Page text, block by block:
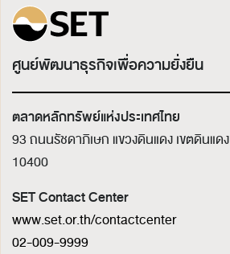
ศูนย์พัฒนาธุรกิจเพื่อความยั่งยืน
ตลาดหลักทรัพย์แห่งประเทศไทย
93 ถนนรัชดาภิเษก แขวงดินแดง เขตดินแดง
10400
SET Contact Center
www.set.or.th/contactcenter
02-009-9999